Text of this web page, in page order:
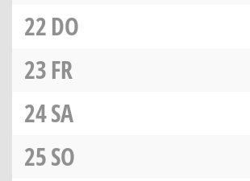
22DO
23FR
24SA
25SO